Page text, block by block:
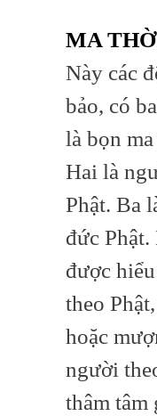
MA
Này các
bảo, có
là bọn
Hai là
Phật. Ba
đức
được
theo
hoặc
người
thâm tâm